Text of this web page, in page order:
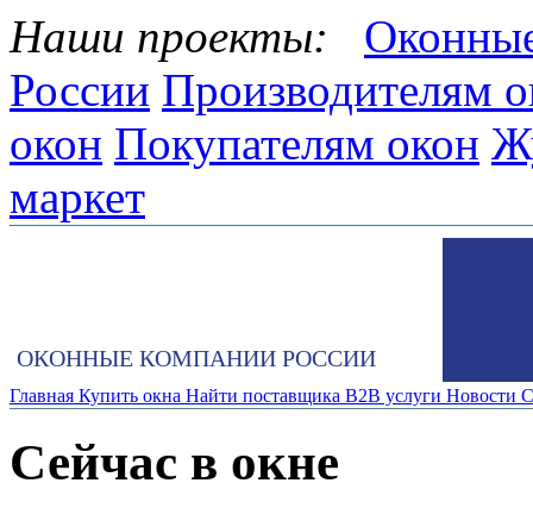
Наши проекты:
России Производителям
окон Покупателям окон
маркет
ОКОННЫЕ КОМПАНИИ РОССИИ
Главная Купить окна Найти поставщика B2B услуги Новости
Сейчас в окне